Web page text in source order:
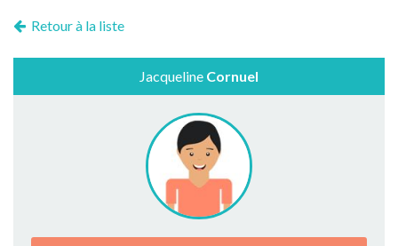
Retour à la liste
Jacqueline Cornuel